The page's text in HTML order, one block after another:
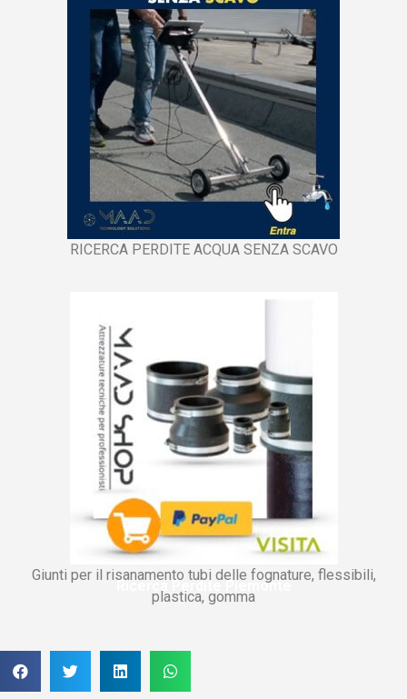
RICERCA PERDITE ACQUA SENZA SCAVO
Giunti per il risanamento tubi delle fognature, flessibili,
plastica, gomma
Ricerca Perdite Piemonte